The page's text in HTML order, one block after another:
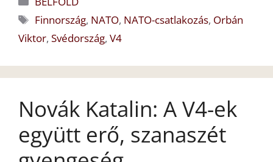
Címkék
Finnország, NATO, NATO-csatlakozás, Orbán
Viktor, Svédország, V4
Novák Katalin: A V4-ek
együtt erő, szanaszét